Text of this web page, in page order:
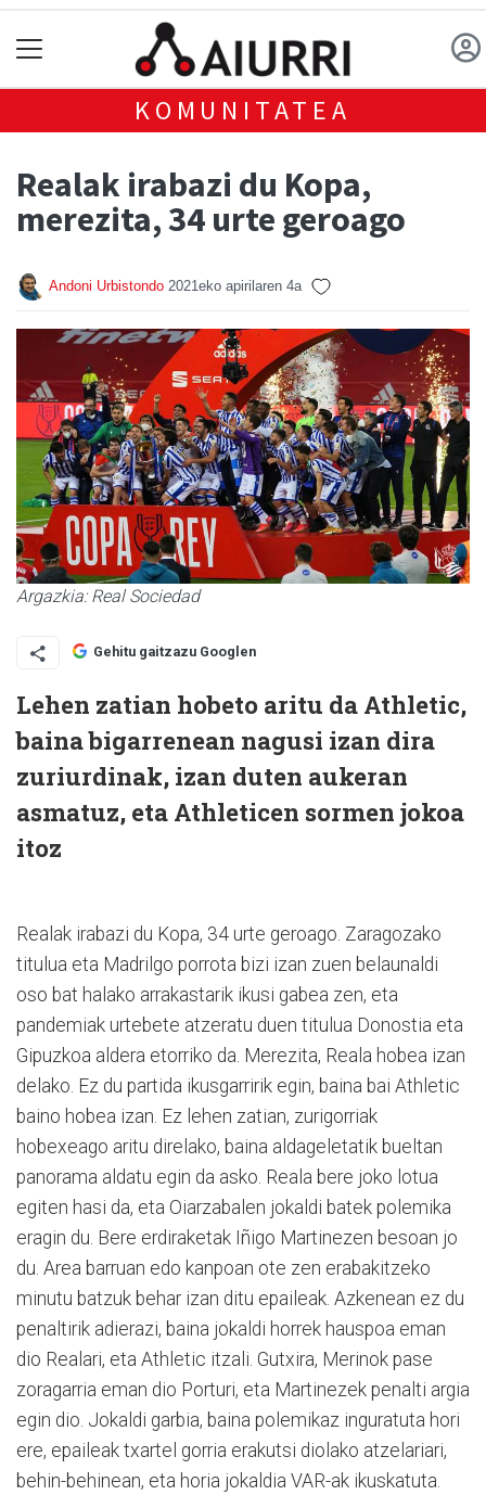
KOMUNITATEA
Realak irabazi du Kopa,
merezita, 34 urte geroago
Andoni Urbistondo 2021eko apirilaren 4a
Argazkia: Real Sociedad
Gehitu gaitzazu Googlen
Lehen zatian hobeto aritu da Athletic,
baina bigarrenean nagusi izan dira
zuriurdinak, izan duten aukeran
asmatuz, eta Athleticen sormen jokoa
itoz
Realak irabazi du Kopa, 34 urte geroago. Zaragozako
titulua eta Madrilgo porrota bizi izan zuen belaunaldi
oso bat halako arrakastarik ikusi gabea zen, eta
pandemiak urtebete atzeratu duen titulua Donostia eta
Gipuzkoa aldera etorriko da. Merezita, Reala hobea izan
delako. Ez du partida ikusgarririk egin, baina bai Athletic
baino hobea izan. Ez lehen zatian, zurigorriak
hobexeago aritu direlako, baina aldageletatik bueltan
panorama aldatu egin da asko. Reala bere joko lotua
egiten hasi da, eta Oiarzabalen jokaldi batek polemika
eragin du. Bere erdiraketak Iñigo Martinezen besoan jo
du. Area barruan edo kanpoan ote zen erabakitzeko
minutu batzuk behar izan ditu epaileak. Azkenean ez du
penaltirik adierazi, baina jokaldi horrek hauspoa eman
dio Realari, eta Athletic itzali. Gutxira, Merinok pase
zoragarria eman dio Porturi, eta Martinezek penalti argia
egin dio. Jokaldi garbia, baina polemikaz inguratuta hori
ere, epaileak txartel gorria erakutsi diolako atzelariari,
behin-behinean, eta horia jokaldia VAR-ak ikuskatuta.